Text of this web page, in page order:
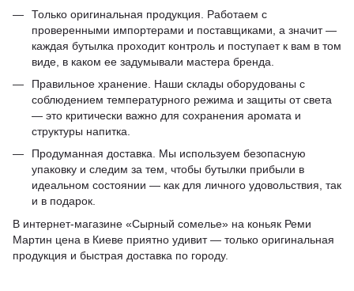
Только оригинальная продукция. Работаем с
проверенными импортерами и поставщиками, а значит —
каждая бутылка проходит контроль и поступает к вам в том
виде, в каком ее задумывали мастера бренда.
Правильное хранение. Наши склады оборудованы с
соблюдением температурного режима и защиты от света
— это критически важно для сохранения аромата и
структуры напитка.
Продуманная доставка. Мы используем безопасную
упаковку и следим за тем, чтобы бутылки прибыли в
идеальном состоянии — как для личного удовольствия, так
и в подарок.
В интернет-магазине «Сырный сомелье» на коньяк Реми
Мартин цена в Киеве приятно удивит — только оригинальная
продукция и быстрая доставка по городу.